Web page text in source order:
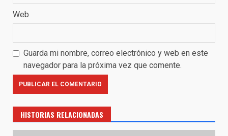
Web
Guarda mi nombre, correo electrónico y web en este
navegador para la próxima vez que comente.
HISTORIAS RELACIONADAS